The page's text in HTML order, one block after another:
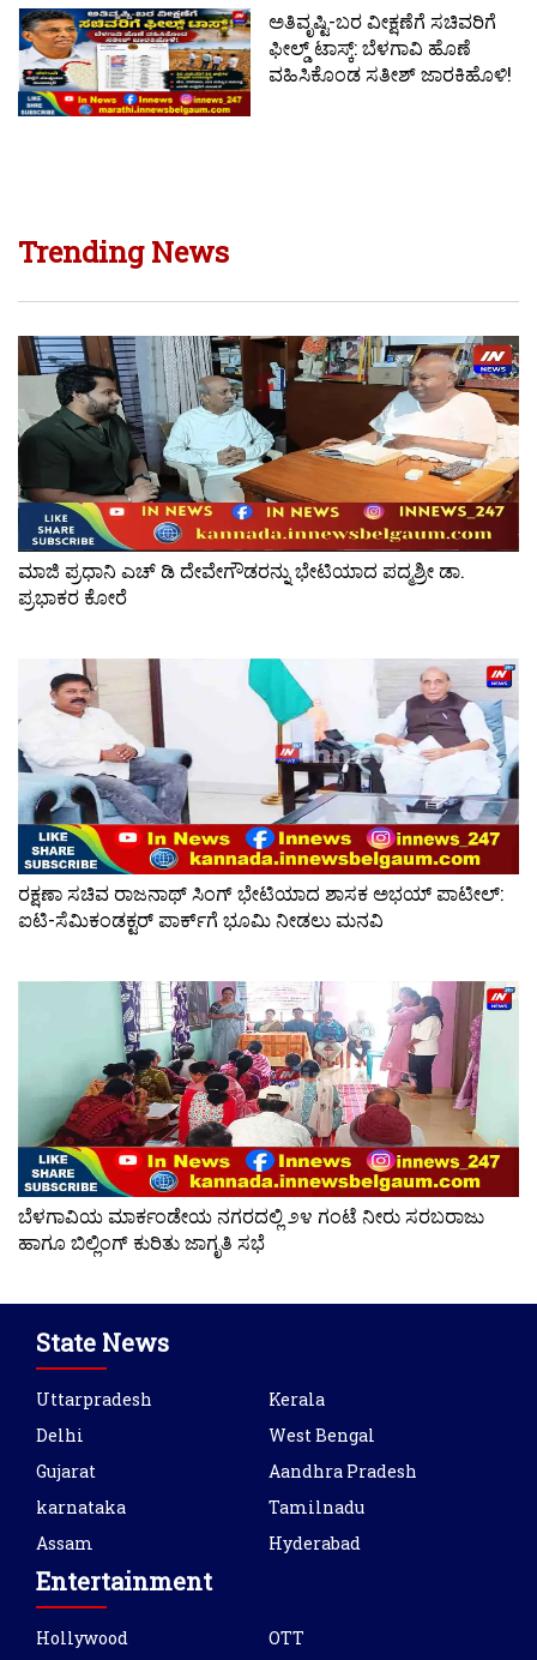
ಅತಿವೃಷ್ಟಿ-ಬರ ವೀಕ್ಷಣೆಗೆ ಸಚಿವರಿಗೆ
ಫೀಲ್ಡ್ ಟಾಸ್ಕ್: ಬೆಳಗಾವಿ ಹೊಣೆ
ವಹಿಸಿಕೊಂಡ ಸತೀಶ್ ಜಾರಕಿಹೊಳಿ!
Trending News
ಮಾಜಿ ಪ್ರಧಾನಿ ಎಚ್ ಡಿ ದೇವೇಗೌಡರನ್ನು ಭೇಟಿಯಾದ ಪದ್ಮಶ್ರೀ ಡಾ.
ಪ್ರಭಾಕರ ಕೋರೆ
ರಕ್ಷಣಾ ಸಚಿವ ರಾಜನಾಥ್ ಸಿಂಗ್ ಭೇಟಿಯಾದ ಶಾಸಕ ಅಭಯ್ ಪಾಟೀಲ್:
ಐಟಿ-ಸೆಮಿಕಂಡಕ್ಟರ್ ಪಾರ್ಕ್‌ಗೆ ಭೂಮಿ ನೀಡಲು ಮನವಿ
ಬೆಳಗಾವಿಯ ಮಾರ್ಕಂಡೇಯ ನಗರದಲ್ಲಿ ೨೪ ಗಂಟೆ ನೀರು ಸರಬರಾಜು
ಹಾಗೂ ಬಿಲ್ಲಿಂಗ್ ಕುರಿತು ಜಾಗೃತಿ ಸಭೆ
State News
Uttarpradesh
Delhi
Gujarat
karnataka
Assam
Kerala
West Bengal
Aandhra Pradesh
Tamilnadu
Hyderabad
Entertainment
Hollywood OTT